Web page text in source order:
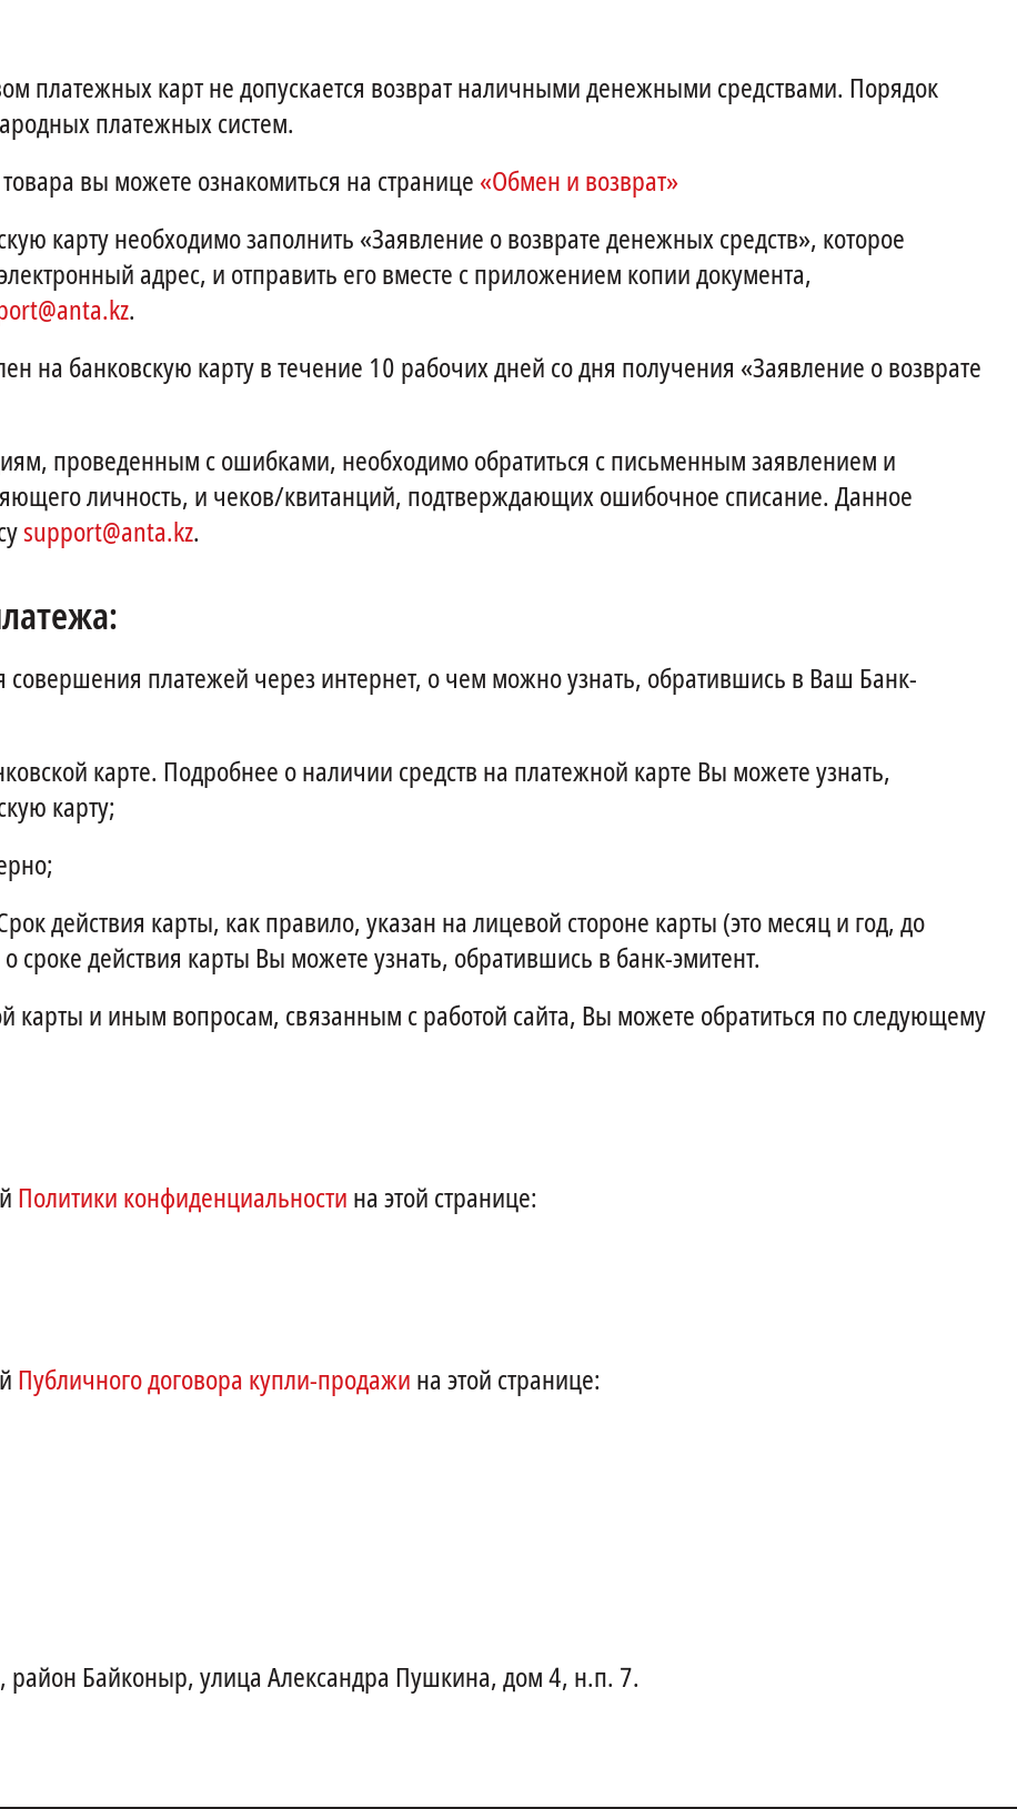
платежных карт не допускается возврат наличными денежными средствами. Порядок
платежных систем.
вы можете ознакомиться на странице «Обмен и возврат»
карту необходимо заполнить «Заявление о возврате денежных средств», которое
адрес, и отправить его вместе с приложением копии документа,
.
на банковскую карту в течение 10 рабочих дней со дня получения «Заявление о возврате
проведенным с ошибками, необходимо обратиться с письменным заявлением и
личность, и чеков/квитанций, подтверждающих ошибочное списание. Данное
support@anta.kz.
совершения платежей через интернет, о чем можно узнать, обратившись в Ваш Банк-
карте. Подробнее о наличии средств на платежной карте Вы можете узнать,
карту;
действия карты, как правило, указан на лицевой стороне карты (это месяц и год, до
сроке действия карты Вы можете узнать, обратившись в банк-эмитент.
и иным вопросам, связанным с работой сайта, Вы можете обратиться по следующему
Политики конфиденциальности на этой странице:
Публичного договора купли-продажи на этой странице:
район Байконыр, улица Александра Пушкина, дом 4, н.п. 7.